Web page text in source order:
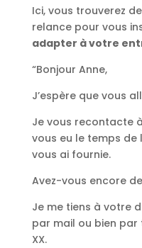
Ici, vous trouverez
relance pour vous
adapter à votre
“Bonjour Anne,
J’espère que vous
Je vous recontacte
vous eu le temps
vous ai fournie.
Avez-vous encore
Je me tiens à votre
par mail ou bien par
XX.